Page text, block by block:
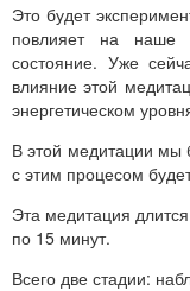
Это будет
повлияет на наше
состояние. Уже
влияние этой
энергетическом
В этой медитации мы
с этим процесом
Эта медитация
по 15 минут.
Всего две стадии: